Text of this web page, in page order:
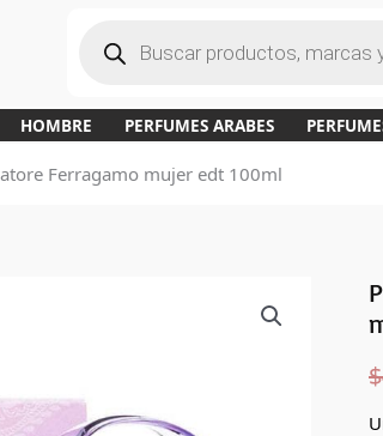
a
d
e
r
o
HOMBRE PERFUMES ARABES
Ferragamo mujer edt 100ml
$